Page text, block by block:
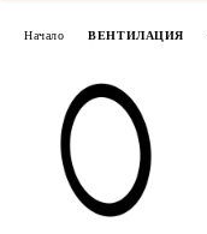
Начало ВЕНТИЛАЦИЯ